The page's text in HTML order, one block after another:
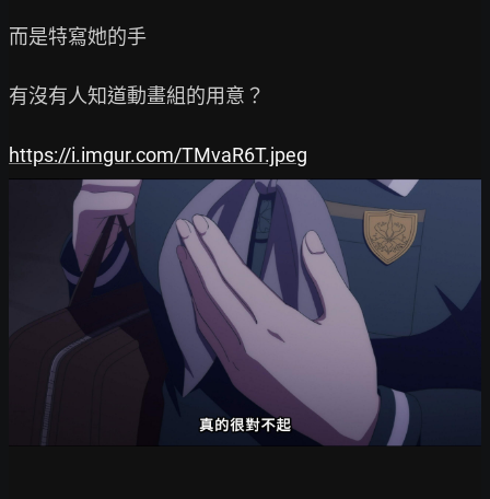
而是特寫她的手
有沒有人知道動畫組的用意？
https://i.imgur.com/TMvaR6T.jpeg